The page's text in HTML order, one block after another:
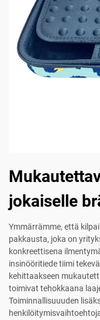
jokaiselle
Ymmärrämme, että
pakkausta, joka on
konkreettisena
insinööritiede tiimi
kehittaakseen
toimivat tehokkaana
Toiminnallisuuuden